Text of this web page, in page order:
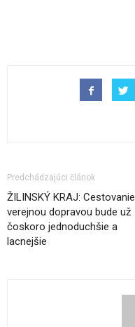
Predchádzajúci článok
ŽILINSKÝ KRAJ: Cestovanie
verejnou dopravou bude už
čoskoro jednoduchšie a
lacnejšie